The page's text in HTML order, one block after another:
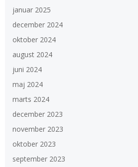
januar 2025
december 2024
oktober 2024
august 2024
juni 2024
maj 2024
marts 2024
december 2023
november 2023
oktober 2023
september 2023